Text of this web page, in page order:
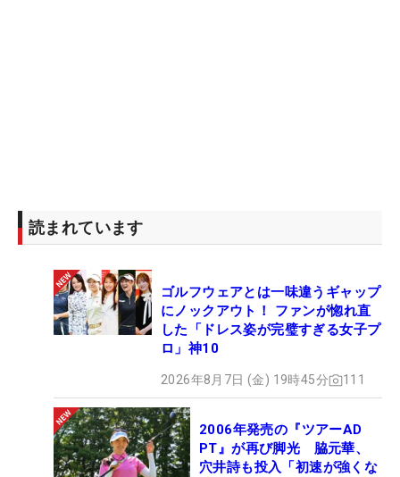
読まれています
ゴルフウェアとは一味違うギャップ
にノックアウト！ ファンが惚れ直
した「ドレス姿が完璧すぎる女子プ
ロ」神10
2026年8月7日 (金) 19時45分 111
2006年発売の『ツアーAD
PT』が再び脚光 脇元華、
穴井詩も投入「初速が強くな